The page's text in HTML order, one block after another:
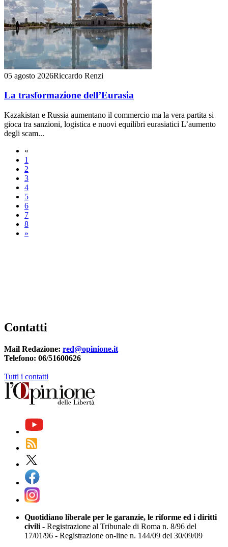
05 agosto 2026Riccardo Renzi
La trasformazione dell’Eurasia
Kazakistan e Russia aumentano il commercio ma la vera partita si
gioca tra sanzioni, logistica e nuovi equilibri eurasiatici L’aumento
degli scam...
«
1
2
3
4
5
6
7
8
»
Contatti
Mail Redazione: red@opinione.it
Telefono: 06/51600626
Tutti i contatti
Quotidiano liberale per le garanzie, le riforme ed i diritti
civili - Registrazione al Tribunale di Roma n. 8/96 del
17/01/96 - Registrazione on-line n. 144/09 del 30/09/09